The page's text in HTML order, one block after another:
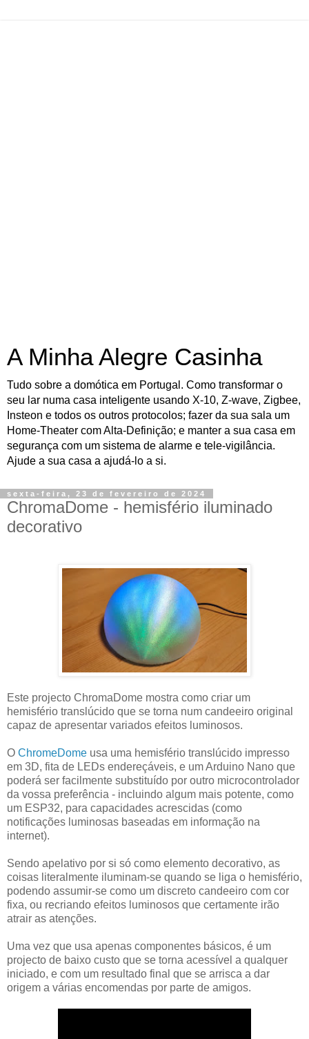
A Minha Alegre Casinha
Tudo sobre a domótica em Portugal. Como transformar o
seu lar numa casa inteligente usando X-10, Z-wave, Zigbee,
Insteon e todos os outros protocolos; fazer da sua sala um
Home-Theater com Alta-Definição; e manter a sua casa em
segurança com um sistema de alarme e tele-vigilância.
Ajude a sua casa a ajudá-lo a si.
sexta-feira, 23 de fevereiro de 2024
ChromaDome - hemisfério iluminado
decorativo
Este projecto ChromaDome mostra como criar um
hemisfério translúcido que se torna num candeeiro original
capaz de apresentar variados efeitos luminosos.
O ChromeDome usa uma hemisfério translúcido impresso
em 3D, fita de LEDs endereçáveis, e um Arduino Nano que
poderá ser facilmente substituído por outro microcontrolador
da vossa preferência - incluindo algum mais potente, como
um ESP32, para capacidades acrescidas (como
notificações luminosas baseadas em informação na
internet).
Sendo apelativo por si só como elemento decorativo, as
coisas literalmente iluminam-se quando se liga o hemisfério,
podendo assumir-se como um discreto candeeiro com cor
fixa, ou recriando efeitos luminosos que certamente irão
atrair as atenções.
Uma vez que usa apenas componentes básicos, é um
projecto de baixo custo que se torna acessível a qualquer
iniciado, e com um resultado final que se arrisca a dar
origem a várias encomendas por parte de amigos.